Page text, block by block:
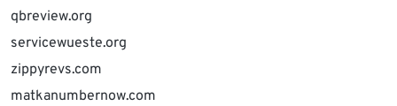
qbreview.org
servicewueste.org
zippyrevs.com
matkanumbernow.com